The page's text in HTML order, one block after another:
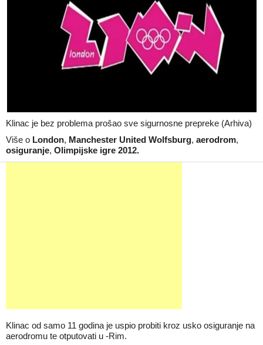
Klinac je bez problema prošao sve sigurnosne prepreke (Arhiva)
Više o London, Manchester United Wolfsburg, aerodrom,
osiguranje, Olimpijske igre 2012.
Klinac od samo 11 godina je uspio probiti kroz usko osiguranje na
aerodromu te otputovati u -Rim.